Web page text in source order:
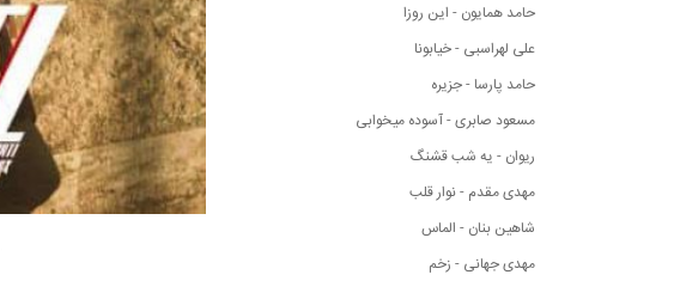
حامد همایون - این روزا
علی لهراسبی - خیابونا
حامد پارسا - جزیره
مسعود صابری - آسوده میخوابی
ریوان - یه شب قشنگ
مهدی مقدم - نوار قلب
شاهین بنان - الماس
مهدی جهانی - زخم